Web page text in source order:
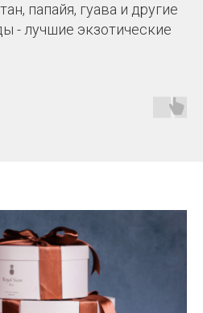
папайя, гуава и другие
- лучшие экзотические